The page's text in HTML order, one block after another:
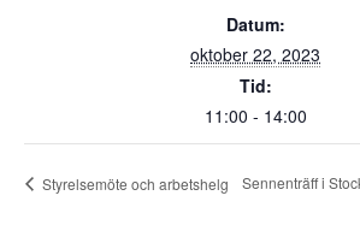
Datum:
oktober 22, 2023
Tid:
11:00 - 14:00
Styrelsemöte och arbetshelg Sennenträff i